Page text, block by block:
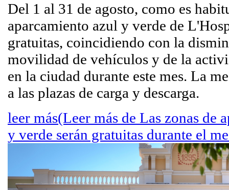
Del 1 al 31 de agosto, como es
aparcamiento azul y verde de
gratuitas, coincidiendo con la
movilidad de vehículos y de la
en la ciudad durante este mes. La
a las plazas de carga y descarga.
leer más(Leer más de Las zonas de
y verde serán gratuitas durante el